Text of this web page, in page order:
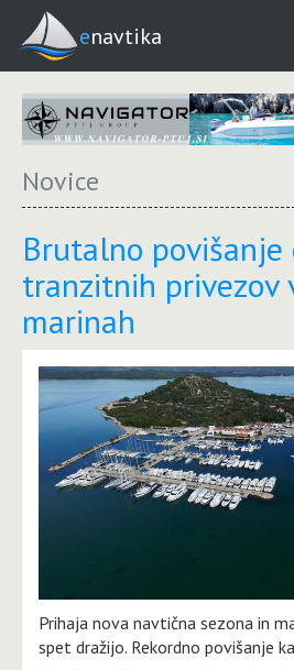
enavtika
Novice
Brutalno povišanje
tranzitnih privezov
marinah
Prihaja nova navtična sezona in
spet dražijo. Rekordno povišanje